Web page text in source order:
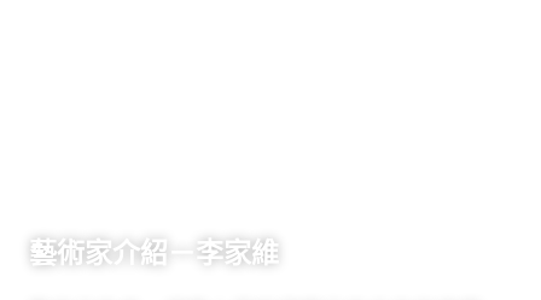
藝術家介紹－李家維